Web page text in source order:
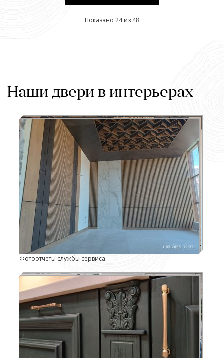
Показано 24 из 48
Наши двери в интерьерах
Фотоотчеты службы сервиса